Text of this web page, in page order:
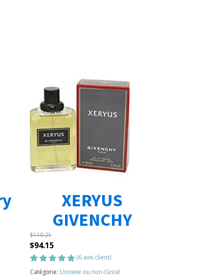
XERYUS
GIVENCHY
$110.21
Le
prix
initial
$94.15Le
prix
actuel
Noté5.00
6
(6avis client)
Catégorie: Unisexe ou non classé